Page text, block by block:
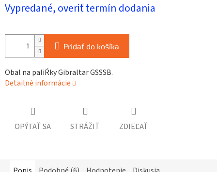
cena:
Vypredané, overiť termín dodania
Pridať do košíka
Obal na paliŔky Gibraltar GSSSB.
Detailné informácie
OPÝTAŤ SA STRÁŽIŤ ZDIEĽAŤ